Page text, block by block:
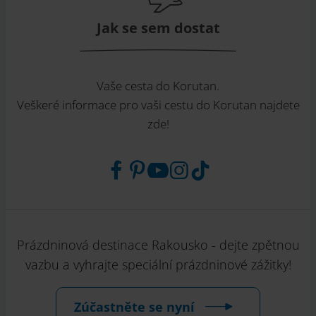
Jak se sem dostat
Vaše cesta do Korutan.
Veškeré informace pro vaši cestu do Korutan najdete
zde!
Prázdninová destinace Rakousko - dejte zpětnou
vazbu a vyhrajte speciální prázdninové zážitky!
Zúčastněte se nyní